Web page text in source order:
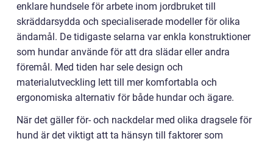
enklare hundsele för arbete inom jordbruket till
skräddarsydda och specialiserade modeller för olika
ändamål. De tidigaste selarna var enkla konstruktioner
som hundar använde för att dra slädar eller andra
föremål. Med tiden har sele design och
materialutveckling lett till mer komfortabla och
ergonomiska alternativ för både hundar och ägare.
När det gäller för- och nackdelar med olika dragsele för
hund är det viktigt att ta hänsyn till faktorer som